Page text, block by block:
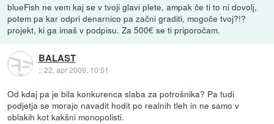
blueFish ne vem kaj se v tvoji glavi plete, ampak če ti to ni dovolj,
potem pa kar odpri denarnico pa začni graditi, mogoče tvoj?!?
projekt, ki ga imaš v podpisu. Za 500€ se ti priporočam.
BALAST
::22. apr 2009, 10:51
Od kdaj pa je bila konkurenca slaba za potrošnika? Pa tudi
podjetja se morajo navadit hodit po realnih tleh in ne samo v
oblakih kot kakšni monopolisti.